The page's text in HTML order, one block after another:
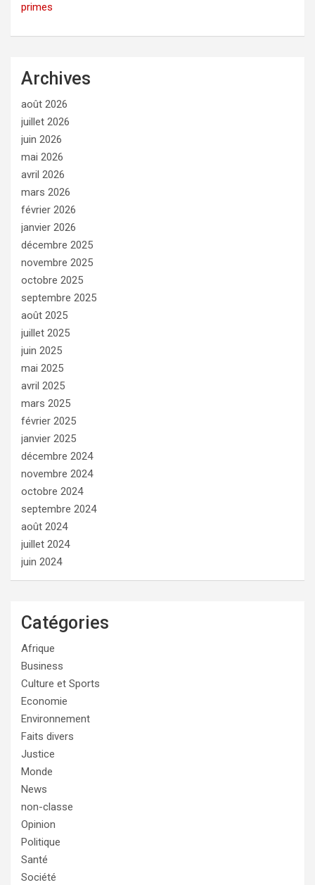
primes
Archives
août 2026
juillet 2026
juin 2026
mai 2026
avril 2026
mars 2026
février 2026
janvier 2026
décembre 2025
novembre 2025
octobre 2025
septembre 2025
août 2025
juillet 2025
juin 2025
mai 2025
avril 2025
mars 2025
février 2025
janvier 2025
décembre 2024
novembre 2024
octobre 2024
septembre 2024
août 2024
juillet 2024
juin 2024
Catégories
Afrique
Business
Culture et Sports
Economie
Environnement
Faits divers
Justice
Monde
News
non-classe
Opinion
Politique
Santé
Société